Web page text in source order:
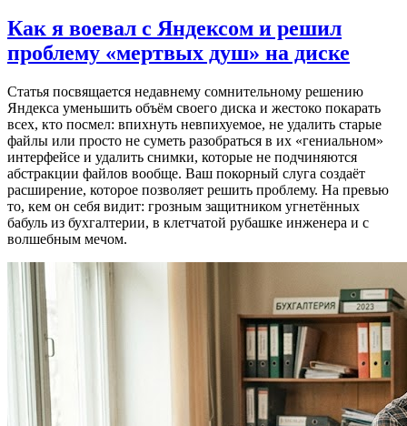
Как я воевал с Яндексом и решил
проблему «мертвых душ» на диске
Статья посвящается недавнему сомнительному решению
Яндекса уменьшить объём своего диска и жестоко покарать
всех, кто посмел: впихнуть невпихуемое, не удалить старые
файлы или просто не суметь разобраться в их «гениальном»
интерфейсе и удалить снимки, которые не подчиняются
абстракции файлов вообще. Ваш покорный слуга создаёт
расширение, которое позволяет решить проблему. На превью
то, кем он себя видит: грозным защитником угнетённых
бабуль из бухгалтерии, в клетчатой рубашке инженера и с
волшебным мечом.